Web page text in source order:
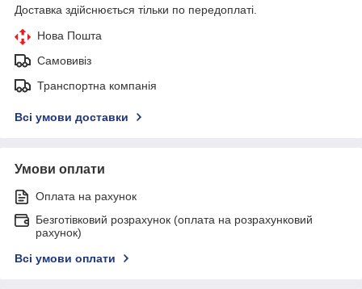
Доставка здійснюється тільки по передоплаті.
Нова Пошта
Самовивіз
Транспортна компанія
Всі умови доставки
Умови оплати
Оплата на рахунок
Безготівковий розрахунок (оплата на розрахунковий
рахунок)
Всі умови оплати